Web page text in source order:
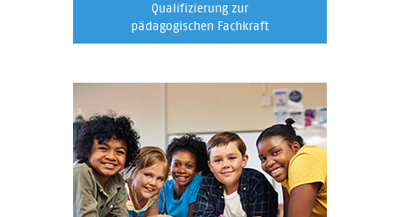
Qualifizierung zur
pädagogischen Fachkraft